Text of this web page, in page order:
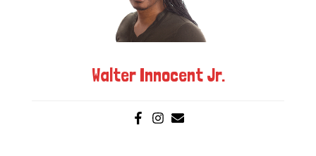
Walter Innocent Jr.